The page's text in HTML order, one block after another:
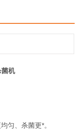
菌机
匀、杀菌更*。